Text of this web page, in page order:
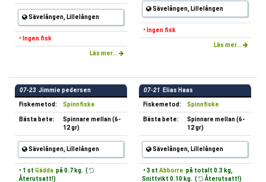
Sävelången, Lillelången
• Ingen fisk
Läs mer...
Sävelången, Lillelången
• Ingen fisk
Läs mer...
07-23 Jimmie pedersen
Fiskemetod: Spinnfiske
Bästa bete:
Spinnare mellan (6-
12 gr)
Sävelången, Lillelången
• 1 st Gädda på 0.7 kg. (
Återutsatt!)
07-21 Elias Haas
Fiskemetod: Spinnfiske
Bästa bete:
Spinnare mellan (6-
12 gr)
Sävelången, Lillelången
• 3 st Abborre på totalt 0.3 kg,
Snittvikt 0.10 kg. (
Återutsatt!)